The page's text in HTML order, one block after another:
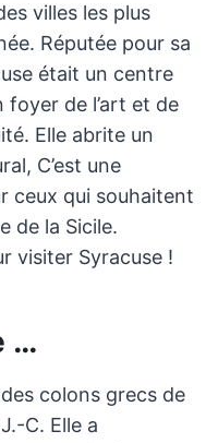
villes les plus
Réputée pour sa
était un centre
de l’art et de
Elle abrite un
C’est une
ceux qui souhaitent
de la Sicile.
visiter Syracuse !
…
colons grecs de
C. Elle a